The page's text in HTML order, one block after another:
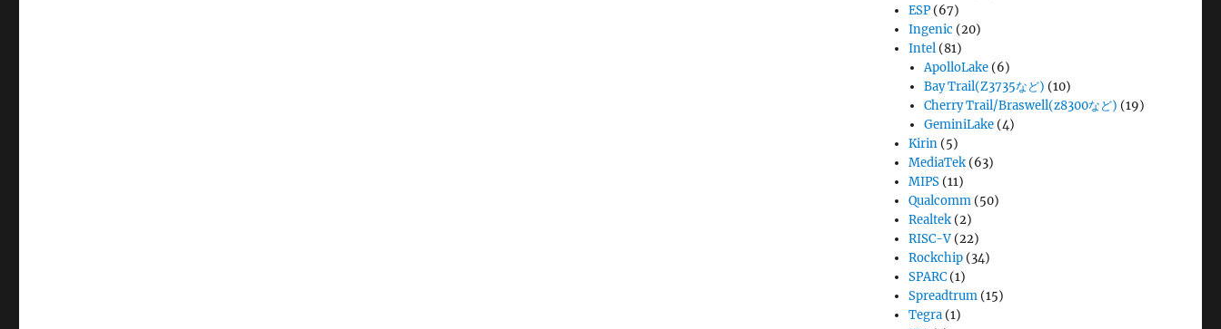
ESP (67)
Ingenic (20)
Intel (81)
ApolloLake(6)
Bay Trail(Z3735など) (10)
Cherry Trail/Braswell(z8300など) (19)
GeminiLake(4)
Kirin (5)
MediaTek (63)
MIPS (11)
Qualcomm (50)
Realtek (2)
RISC-V (22)
Rockchip (34)
SPARC (1)
Spreadtrum (15)
Tegra (1)